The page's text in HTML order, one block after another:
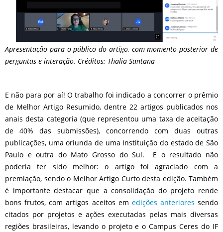
Apresentação para o público do artigo, com momento posterior de
perguntas e interação. Créditos: Thalia Santana
E não para por aí! O trabalho foi indicado a concorrer o prêmio
de Melhor Artigo Resumido, dentre 22 artigos publicados nos
anais desta categoria (que representou uma taxa de aceitação
de 40% das submissões), concorrendo com duas outras
publicações, uma oriunda de uma Instituição do estado de São
Paulo e outra do Mato Grosso do Sul. E o resultado não
poderia ter sido melhor: o artigo foi agraciado com a
premiação, sendo o Melhor Artigo Curto desta edição. Também
é importante destacar que a consolidação do projeto rende
bons frutos, com artigos aceitos em edições anteriores sendo
citados por projetos e ações executadas pelas mais diversas
regiões brasileiras, levando o projeto e o Campus Ceres do IF